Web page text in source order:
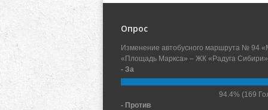
Опрос
Изменение автобусного маршрута № 94
«Площадь Маркса» – ЖК «Радуга Сибири»
- За
94.4% (169
- Против